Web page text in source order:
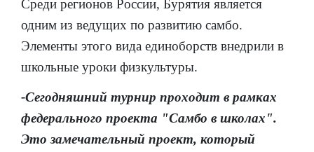
Среди регионов России, Бурятия является
одним из ведущих по развитию самбо.
Элементы этого вида единоборств внедрили в
школьные уроки физкультуры.
-Сегодняшний турнир проходит в рамках
федерального проекта "Самбо в школах".
Это замечательный проект, который